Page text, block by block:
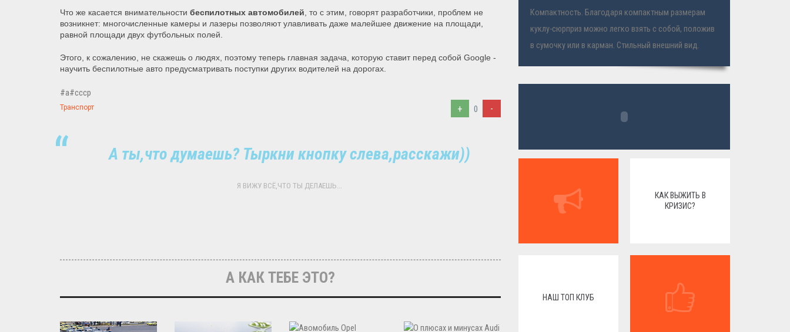
Что же касается внимательности беспилотных автомобилей, то с этим, говорят разработчики, проблем не
возникнет: многочисленные камеры и лазеры позволяют улавливать даже малейшее движение на площади,
равной площади двух футбольных полей.
Этого, к сожалению, не скажешь о людях, поэтому теперь главная задача, которую ставит перед собой Google -
научить беспилотные авто предусматривать поступки других водителей на дорогах.
#a#ссср
Транспорт + 0 -
А ты,что думаешь? Тыркни кнопку слева,расскажи))
Я ВИЖУ ВСЁ,ЧТО ТЫ ДЕЛАЕШЬ...
А КАК ТЕБЕ ЭТО?
Компактность. Благодаря компактным размерам
куклу-сюрприз можно легко взять с собой, положив
в сумочку или в карман. Стильный внешний вид.
КАК ВЫЖИТЬ В
КРИЗИС?
НАШ ТОП КЛУБ